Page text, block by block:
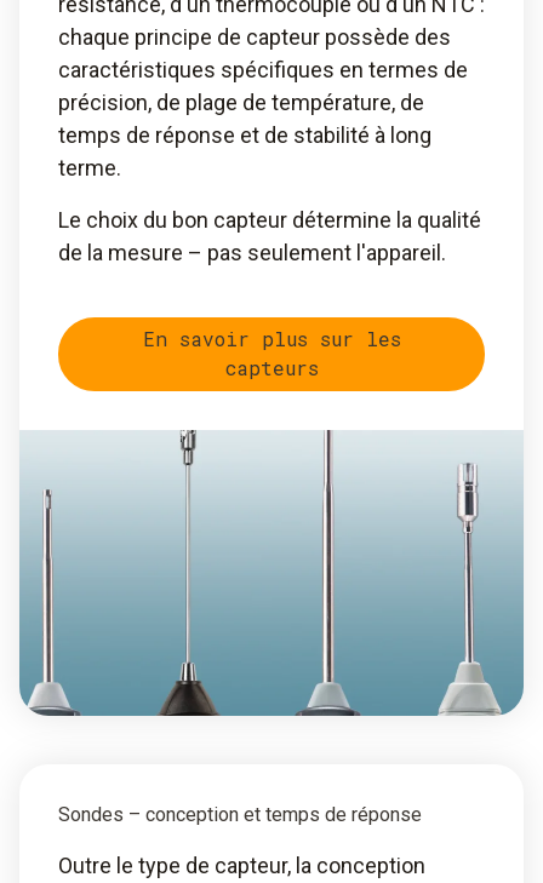
chaque principe de capteur possède des
caractéristiques spécifiques en termes de
précision, de plage de température, de
temps de réponse et de stabilité à long
terme.
Le choix du bon capteur détermine la qualité
de la mesure – pas seulement l'appareil.
En savoir plus sur les
capteurs
Sondes – conception et temps de réponse
Outre le type de capteur, la conception